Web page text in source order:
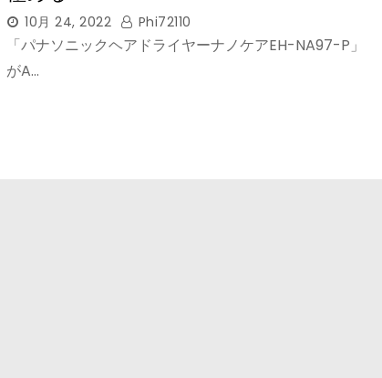
10月 24, 2022 Phi72110
「パナソニックヘアドライヤーナノケアEH-NA97-P」
がA…